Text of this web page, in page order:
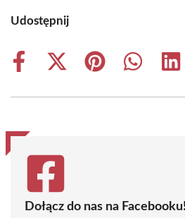
Udostępnij
Share
Share
(Twitter)
Share
Share
Dołącz do nas na Facebooku!